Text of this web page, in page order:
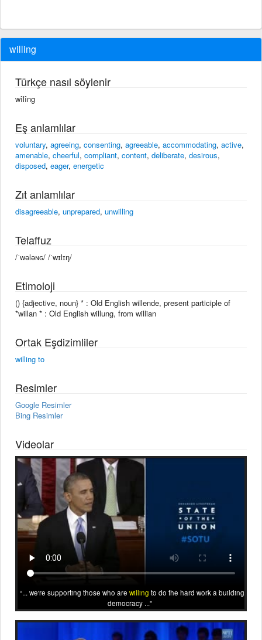
willing
Türkçe nasıl söylenir
wîlîng
Eş anlamlılar
voluntary, agreeing, consenting, agreeable, accommodating, active,
amenable, cheerful, compliant, content, deliberate, desirous,
disposed, eager, energetic
Zıt anlamlılar
disagreeable, unprepared, unwilling
Telaffuz
/ˈwələɴɢ/ /ˈwɪlɪŋ/
Etimoloji
() {adjective, noun} * : Old English willende, present participle of
*willan * : Old English willung, from willian
Ortak Eşdizimliler
willing to
Resimler
Google Resimler
Bing Resimler
Videolar
... we're supporting those who are willing to do the hard work a building
democracy ...